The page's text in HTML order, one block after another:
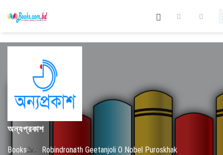
অন্যপ্রকাশ
Books / Robindronath Geetanjoli O Nobel Puroskhak